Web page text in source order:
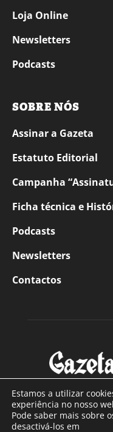
Loja Online
Newsletters
Podcasts
SOBRE NÓS
Assinar a Gazeta
Estatuto Editorial
Campanha
Ficha técnica e
Podcasts
Newsletters
Contactos
Estamos a utilizar
experiência no nosso
Pode saber mais sobre
desactivá-los em